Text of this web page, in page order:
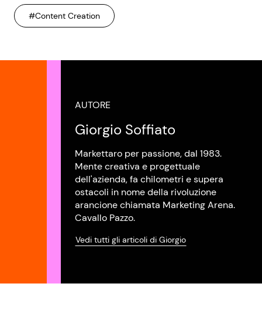
#Content Creation
AUTORE
Giorgio Soffiato
Markettaro per passione, dal 1983.
Mente creativa e progettuale
dell'azienda, fa chilometri e supera
ostacoli in nome della rivoluzione
arancione chiamata Marketing Arena.
Cavallo Pazzo.
Vedi tutti gli articoli di Giorgio